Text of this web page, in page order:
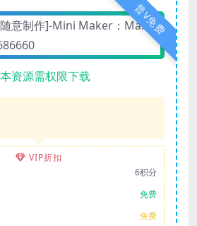
普V免费
本资源需权限下载
VIP折扣
6积分
免费
免费